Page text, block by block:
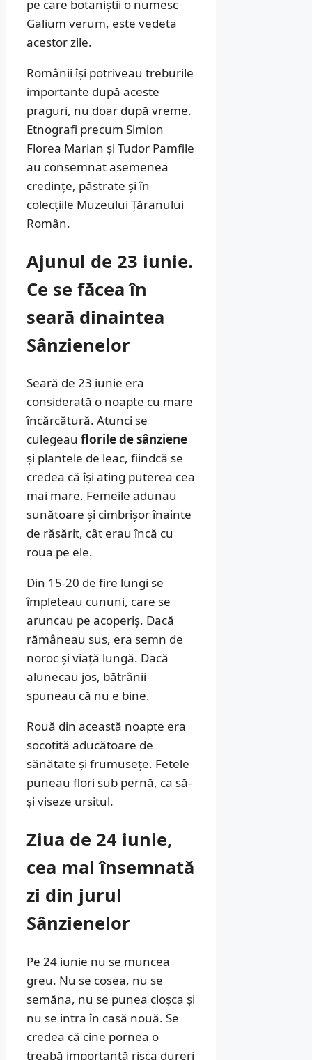
pe care botaniștii o numesc
Galium verum, este vedeta
acestor zile.
Românii își potriveau treburile
importante după aceste
praguri, nu doar după vreme.
Etnografi precum Simion
Florea Marian și Tudor Pamfile
au consemnat asemenea
credințe, păstrate și în
colecțiile Muzeului Țăranului
Român.
Ajunul de 23 iunie.
Ce se făcea în
seară dinaintea
Sânzienelor
Seară de 23 iunie era
considerată o noapte cu mare
încărcătură. Atunci se
culegeau florile de sânziene
și plantele de leac, fiindcă se
credea că își ating puterea cea
mai mare. Femeile adunau
sunătoare și cimbrișor înainte
de răsărit, cât erau încă cu
roua pe ele.
Din 15-20 de fire lungi se
împleteau cununi, care se
aruncau pe acoperiș. Dacă
rămâneau sus, era semn de
noroc și viață lungă. Dacă
alunecau jos, bătrânii
spuneau că nu e bine.
Rouă din această noapte era
socotită aducătoare de
sănătate și frumusețe. Fetele
puneau flori sub pernă, ca să-
și viseze ursitul.
Ziua de 24 iunie,
cea mai însemnată
zi din jurul
Sânzienelor
Pe 24 iunie nu se muncea
greu. Nu se cosea, nu se
semăna, nu se punea cloșca și
nu se intra în casă nouă. Se
credea că cine pornea o
treabă importantă risca dureri